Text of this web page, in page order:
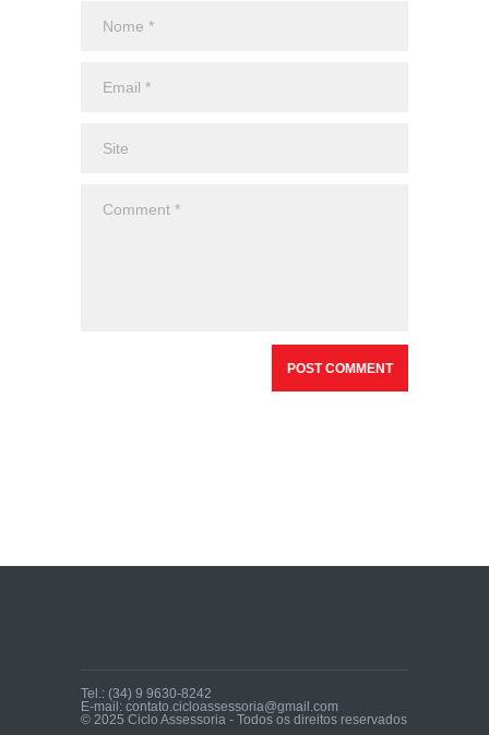
Tel.: (34) 9 9630-8242
E-mail: contato.cicloassessoria@gmail.com
© 2025 Ciclo Assessoria - Todos os direitos reservados